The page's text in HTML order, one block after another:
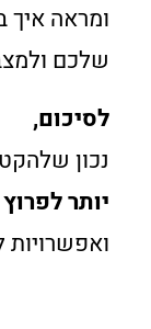
ומראה איך
שלכם
לסיכום,
נכון
יותר
ואפשרויות